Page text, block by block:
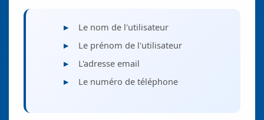
Le nom de l'utilisateur
Le prénom de l'utilisateur
L'adresse email
Le numéro de téléphone
Nécessaires
sont nécessaires